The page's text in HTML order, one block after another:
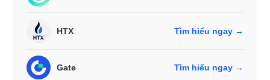
HTX Tìm hiểu ngay →
Gate Tìm hiểu ngay →